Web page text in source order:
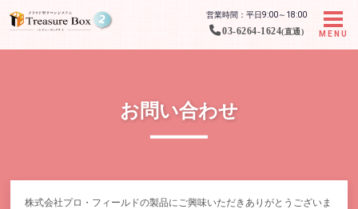
営業時間：平日9:00～18:00
03-6264-1624(直通) MENU
お問い合わせ
株式会社プロ・フィールドの製品にご興味いただきありがとうございま